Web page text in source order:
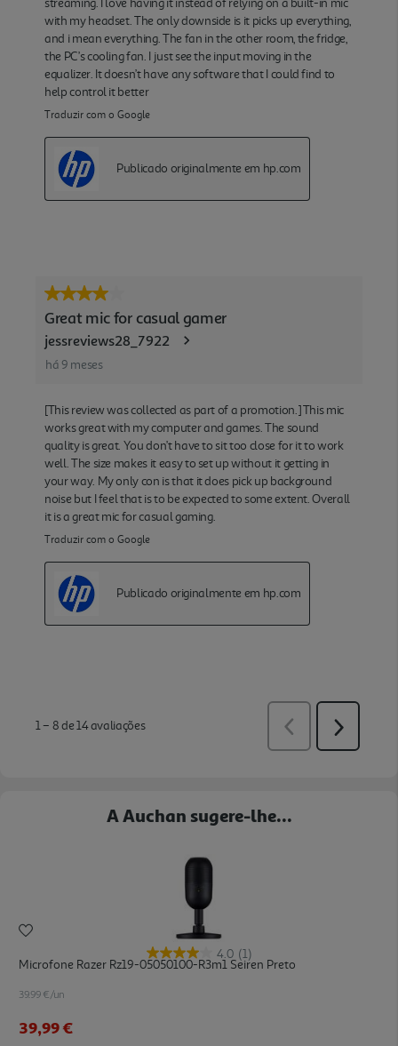
A Auchan sugere-lhe...
4.0 (1)
Microfone Razer Rz19-05050100-R3m1 Seiren Preto
39.99 €/un
39,99 €